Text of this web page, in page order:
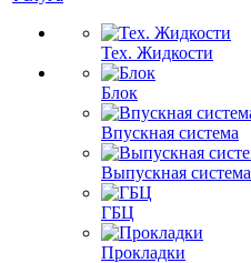
Тех. Жидкости
Блок
Впускная система
Выпускная система
ГБЦ
Прокладки